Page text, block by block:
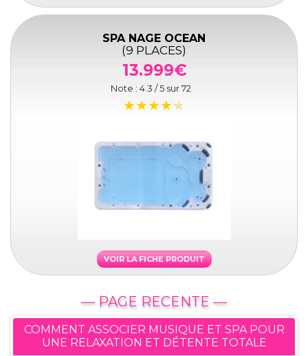
SPA NAGE OCEAN
(9 PLACES)
13.999€
Note : 4.3 / 5 sur72
VOIR LA FICHE PRODUIT
— PAGE RECENTE —
COMMENT ASSOCIER MUSIQUE ET SPA POUR
UNE RELAXATION ET DÉTENTE TOTALE